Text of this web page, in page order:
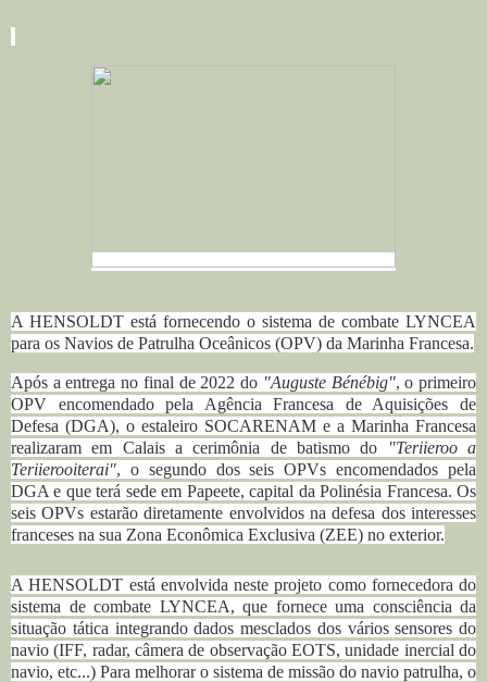
A HENSOLDT está fornecendo o sistema de combate LYNCEA
para os Navios de Patrulha Oceânicos (OPV) da Marinha Francesa.
Após a entrega no final de 2022 do "Auguste Bénébig", o primeiro
OPV encomendado pela Agência Francesa de Aquisições de
Defesa (DGA), o estaleiro SOCARENAM e a Marinha Francesa
realizaram em Calais a cerimônia de batismo do
"Teriieroo a
Teriierooiterai", o segundo dos seis OPVs encomendados pela
DGA e que terá sede em Papeete, capital da Polinésia Francesa. Os
seis OPVs estarão diretamente envolvidos na defesa dos interesses
franceses na sua Zona Econômica Exclusiva (ZEE) no exterior.
A HENSOLDT está envolvida neste projeto como fornecedora do
sistema de combate LYNCEA, que fornece uma consciência da
situação tática integrando dados mesclados dos vários sensores do
navio (IFF, radar, câmera de observação EOTS, unidade inercial do
navio, etc...) Para melhorar o sistema de missão do navio patrulha, o